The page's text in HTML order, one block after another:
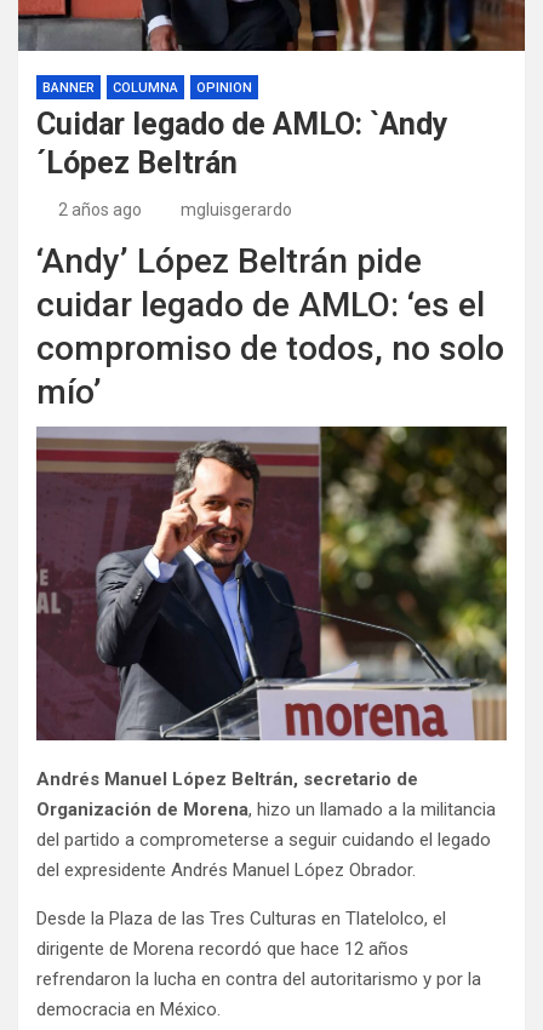
BANNER COLUMNA OPINION
Cuidar legado de AMLO: `Andy
´López Beltrán
2 años ago mgluisgerardo
‘Andy’ López Beltrán pide
cuidar legado de AMLO: ‘es el
compromiso de todos, no solo
mío’
Andrés Manuel López Beltrán, secretario de
Organización de Morena, hizo un llamado a la militancia
del partido a comprometerse a seguir cuidando el legado
del expresidente Andrés Manuel López Obrador.
Desde la Plaza de las Tres Culturas en Tlatelolco, el
dirigente de Morena recordó que hace 12 años
refrendaron la lucha en contra del autoritarismo y por la
democracia en México.